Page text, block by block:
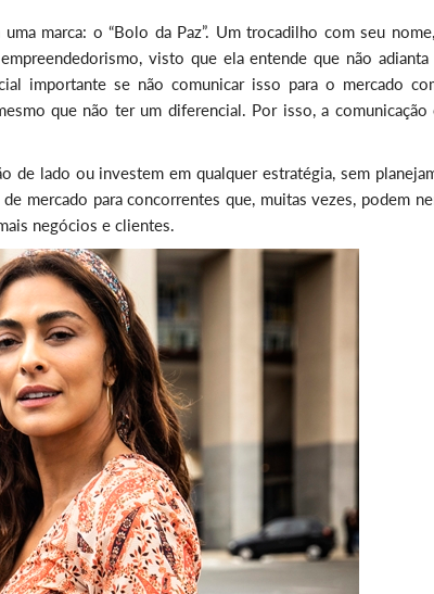
marca: o “Bolo da Paz”. Um trocadilho com seu
visto que ela entende que não
importante se não comunicar isso para o mercado
que não ter um diferencial. Por isso, a comunicação
de lado ou investem em qualquer estratégia, sem
mercado para concorrentes que, muitas vezes, podem
negócios e clientes.